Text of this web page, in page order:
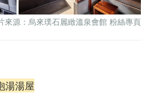
來源： 烏來璞石麗緻溫泉會館 粉絲專頁
湯湯屋